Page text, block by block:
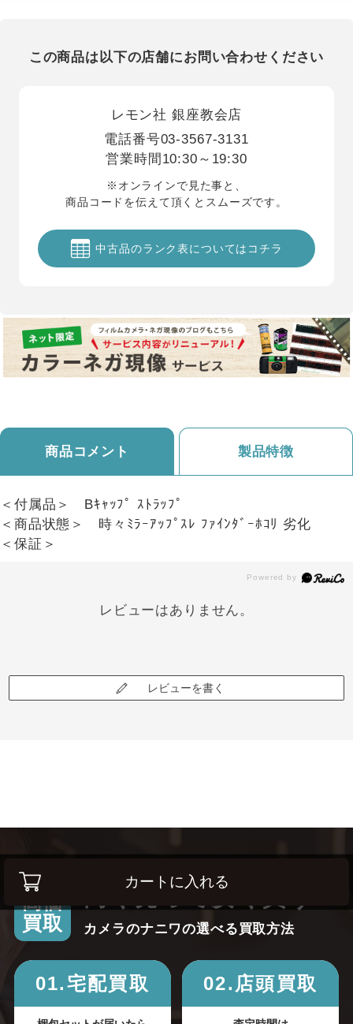
カートに入れる
この商品は以下の店舗にお問い合わせください
レモン社 銀座教会店
電話番号03-3567-3131
営業時間 10:30～19:30
※オンラインで見た事と、
商品コードを伝えて頂くとスムーズです。
中古品のランク表についてはコチラ
商品コメント 製品特徴
＜付属品＞ Bｷｬｯﾌﾟ ｽﾄﾗｯﾌﾟ
＜商品状態＞ 時々ﾐﾗｰｱｯﾌﾟｽﾚ ﾌｧｲﾝﾀﾞｰﾎｺﾘ 劣化
＜保証＞
レビューはありません。
レビューを書く
高価
買取
高く売って安く買う！
カメラのナニワの選べる買取方法
01.宅配買取 02.店頭買取